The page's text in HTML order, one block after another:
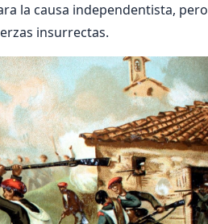
la causa independentista, pero
insurrectas.